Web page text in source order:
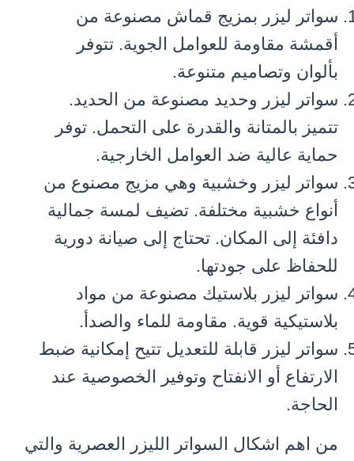
سواتر ليزر بمزيج قماش مصنوعة من
أقمشة مقاومة للعوامل الجوية. تتوفر
بألوان وتصاميم متنوعة.
سواتر ليزر وحديد مصنوعة من الحديد.
تتميز بالمتانة والقدرة على التحمل. توفر
حماية عالية ضد العوامل الخارجية.
سواتر ليزر وخشبية وهي مزيج مصنوع من
أنواع خشبية مختلفة. تضيف لمسة جمالية
دافئة إلى المكان. تحتاج إلى صيانة دورية
للحفاظ على جودتها.
سواتر ليزر بلاستيك مصنوعة من مواد
بلاستيكية قوية. مقاومة للماء والصدأ.
سواتر ليزر قابلة للتعديل تتيح إمكانية ضبط
الارتفاع أو الانفتاح وتوفير الخصوصية عند
الحاجة.
من اهم اشكال السواتر الليزر العصرية والتي